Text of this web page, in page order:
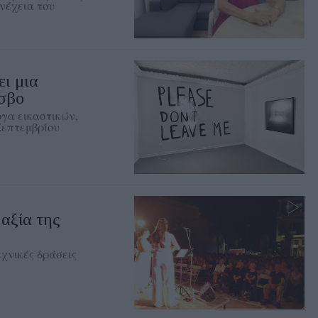
του
μια
εικαστικών,
της
δράσεις